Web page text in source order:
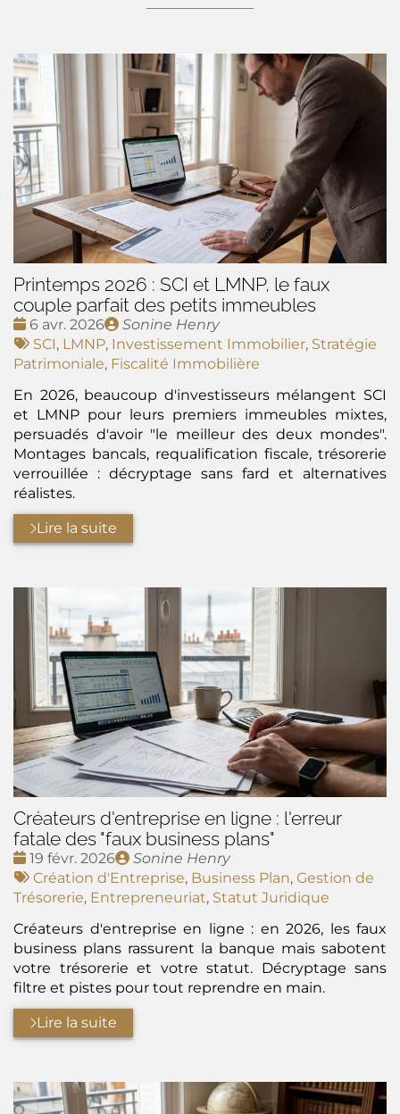
Printemps 2026 : SCI et LMNP, le faux
couple parfait des petits immeubles
Date
:
6 avr. 2026
Publié
par
Sonine Henry
Tags
:
SCI, LMNP, Investissement Immobilier, Stratégie
Patrimoniale, Fiscalité Immobilière
En 2026, beaucoup d'investisseurs mélangent SCI
et LMNP pour leurs premiers immeubles mixtes,
persuadés d'avoir "le meilleur des deux mondes".
Montages bancals, requalification fiscale, trésorerie
verrouillée : décryptage sans fard et alternatives
réalistes.
Lire la suite
Créateurs d'entreprise en ligne : l'erreur
fatale des "faux business plans"
Date
:
19 févr. 2026
Publié
par
Sonine Henry
Tags
:
Création d'Entreprise, Business Plan, Gestion de
Trésorerie, Entrepreneuriat, Statut Juridique
Créateurs d'entreprise en ligne : en 2026, les faux
business plans rassurent la banque mais sabotent
votre trésorerie et votre statut. Décryptage sans
filtre et pistes pour tout reprendre en main.
Lire la suite